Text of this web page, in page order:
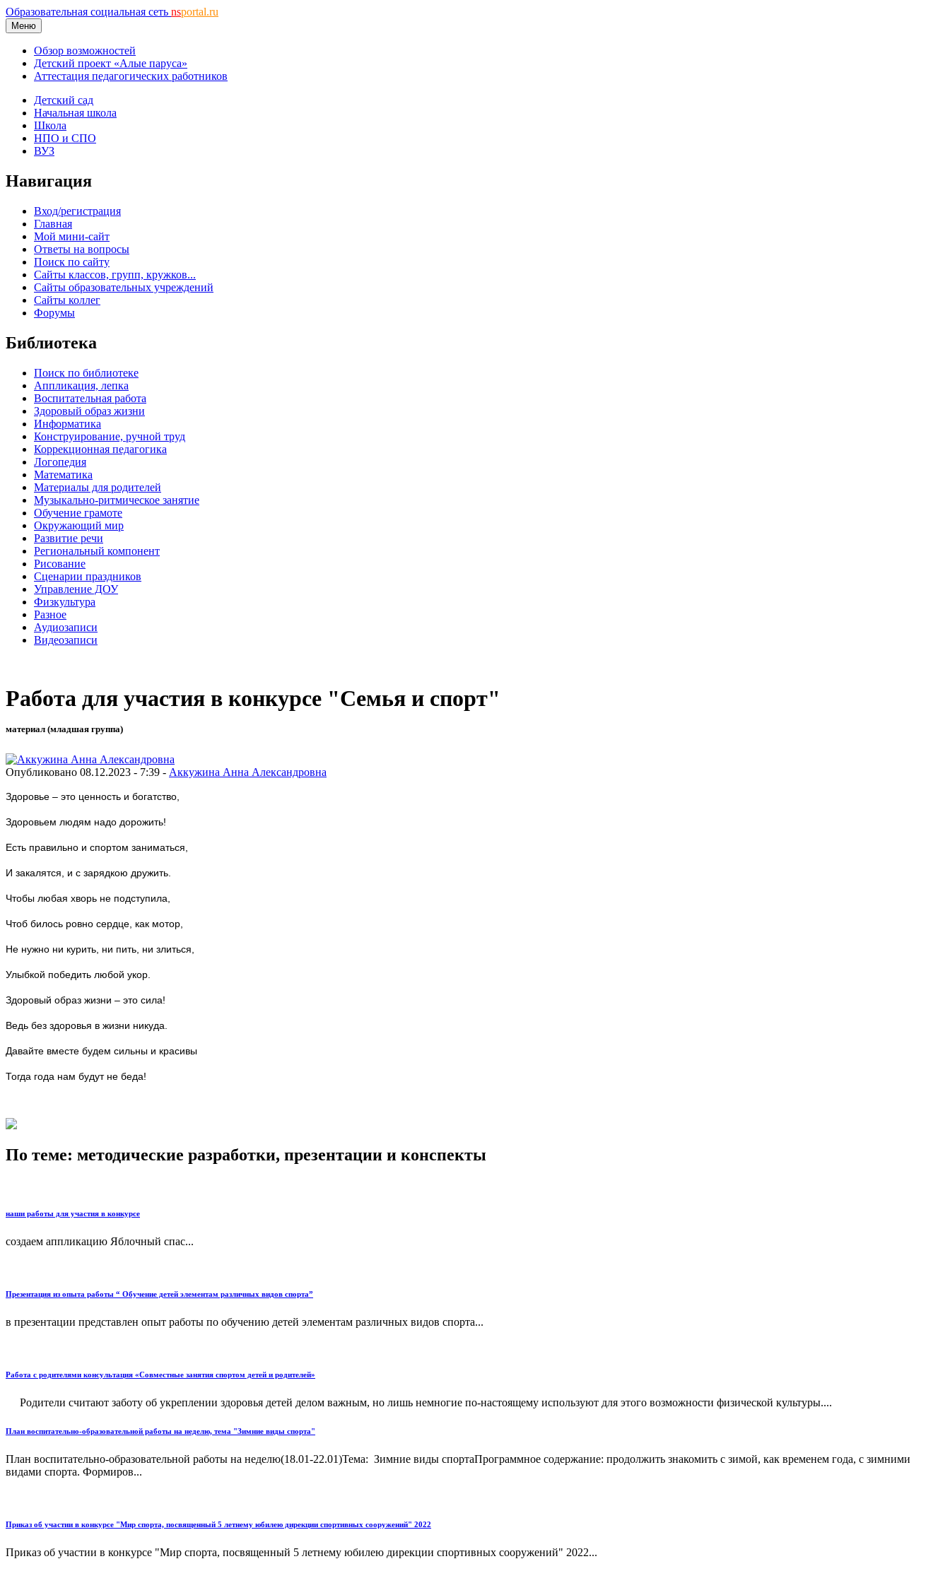
Образовательная социальная сеть nsportal.ru
Меню
Обзор возможностей
Детский проект «Алые паруса»
Аттестация педагогических работников
Детский сад
Начальная школа
Школа
НПО и СПО
ВУЗ
Навигация
Вход/регистрация
Главная
Мой мини-сайт
Ответы на вопросы
Поиск по сайту
Сайты классов, групп, кружков...
Сайты образовательных учреждений
Сайты коллег
Форумы
Библиотека
Поиск по библиотеке
Аппликация, лепка
Воспитательная работа
Здоровый образ жизни
Информатика
Конструирование, ручной труд
Коррекционная педагогика
Логопедия
Математика
Материалы для родителей
Музыкально-ритмическое занятие
Обучение грамоте
Окружающий мир
Развитие речи
Региональный компонент
Рисование
Сценарии праздников
Управление ДОУ
Физкультура
Разное
Аудиозаписи
Видеозаписи
Работа для участия в конкурсе "Семья и спорт"
материал (младшая группа)
Опубликовано 08.12.2023 - 7:39 - Аккужина Анна Александровна
Здоровье – это ценность и богатство,
Здоровьем людям надо дорожить!
Есть правильно и спортом заниматься,
И закалятся, и с зарядкою дружить.
Чтобы любая хворь не подступила,
Чтоб билось ровно сердце, как мотор,
Не нужно ни курить, ни пить, ни злиться,
Улыбкой победить любой укор.
Здоровый образ жизни – это сила!
Ведь без здоровья в жизни никуда.
Давайте вместе будем сильны и красивы
Тогда года нам будут не беда!
По теме: методические разработки, презентации и конспекты
наши работы для участия в конкурсе
создаем аппликацию Яблочный спас...
Презентация из опыта работы “ Обучение детей элементам различных видов спорта”
в презентации представлен опыт работы по обучению детей элементам различных видов спорта...
Работа с родителями консультация «Совместные занятия спортом детей и родителей»
Родители считают заботу об укреплении здоровья детей делом важным, но лишь немногие по-настоящему используют для этого возможности физической культуры....
План воспитательно-образовательной работы на неделю, тема "Зимние виды спорта"
План воспитательно-образовательной работы на неделю(18.01-22.01)Тема: Зимние виды спортаПрограммное содержание: продолжить знакомить с зимой, как временем года, с зимними
видами спорта. Формиров...
Приказ об участии в конкурсе "Мир спорта, посвященный 5 летнему юбилею дирекции спортивных сооружений" 2022
Приказ об участии в конкурсе "Мир спорта, посвященный 5 летнему юбилею дирекции спортивных сооружений" 2022...